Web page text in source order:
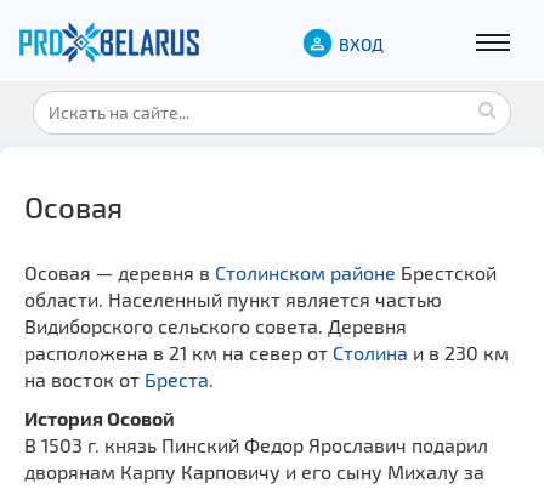
ВХОД
Осовая
Осовая — деревня в Столинском районе Брестской
области. Населенный пункт является частью
Видиборского сельского совета. Деревня
расположена в 21 км на север от Столина и в 230 км
на восток от Бреста
История Осовой
В 1503 г. князь Пинский Федор Ярославич подарил
дворянам Карпу Карповичу и его сыну Михалу за